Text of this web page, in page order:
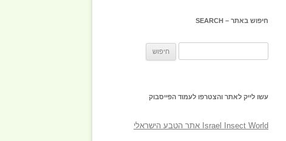
חיפוש באתר – SEARCH
עשו לייק לאתר והצטרפו לעמוד הפייסבוק
‎Israel Insect World אתר הטבע הישראלי‎